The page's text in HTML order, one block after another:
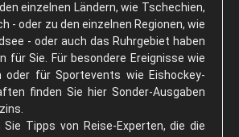
Albrechtice
Skiareal Ricky
einzelnen Ländern, wie Tschechien,
- oder zu den einzelnen Regionen, wie
- oder auch das Ruhrgebiet haben
für Sie. Für besondere Ereignisse wie
oder für Sportevents wie Eishockey-
finden Sie hier Sonder-Ausgaben
Tipps von Reise-Experten, die die